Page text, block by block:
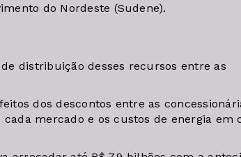
do Nordeste (Sudene).
distribuição desses recursos entre as
dos descontos entre as
mercado e os custos de energia em